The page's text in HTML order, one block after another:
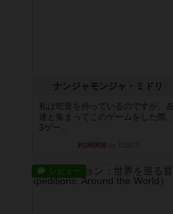
ナンジャモンジャ・ミドリ
私は吃音を持っているのですが、友
達と集まってこのゲームをした際、
3ゲー...
約1時間前
レビュー